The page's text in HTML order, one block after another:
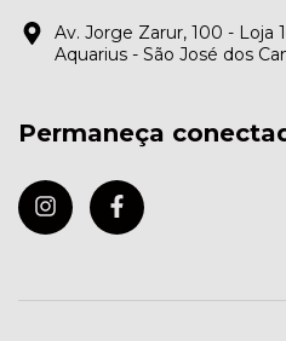
Av. Jorge Zarur, 100 - Loja
Aquarius - São José dos
Permaneça